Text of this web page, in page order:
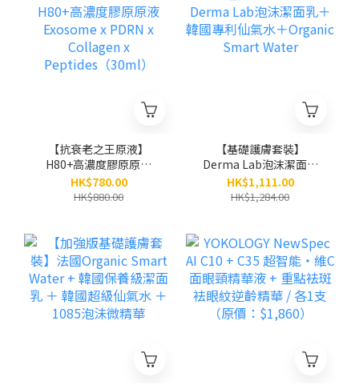
【抗衰老之王原液】
H80+高濃度膠原原液
Exosome x PDRN x
Collagen x
HK$780.00
HK$880.00
【基礎護膚套裝】
Derma Lab泡沫潔面乳
＋韓國專利仙氣水＋
Organic Smart Water
HK$1,111.00
HK$1,284.00